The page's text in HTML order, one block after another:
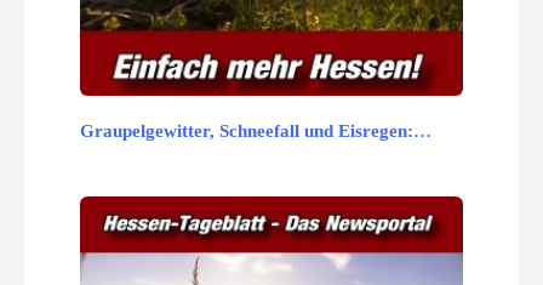
Graupelgewitter, Schneefall und Eisregen:…